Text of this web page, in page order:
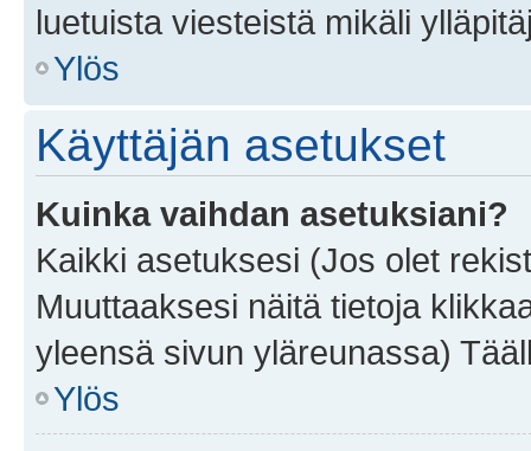
luetuista viesteistä mikäli
Ylös
Käyttäjän asetukset
Kuinka vaihdan asetuksiani?
Kaikki asetuksesi (Jos olet
Muuttaaksesi näitä tietoja
yleensä sivun yläreunassa)
Ylös